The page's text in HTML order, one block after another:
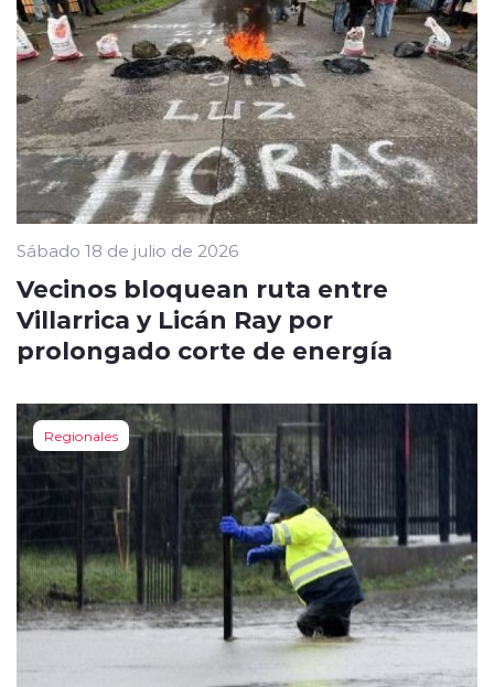
Sábado 18 de julio de 2026
Vecinos bloquean ruta entre
Villarrica y Licán Ray por
prolongado corte de energía
Regionales